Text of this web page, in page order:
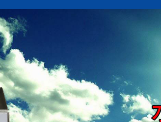
陕西省微喷设备
陕西省喷灌设备
陕西省过滤设备